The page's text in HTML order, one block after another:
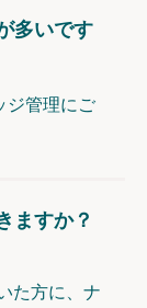
多いです
ジ管理にご
ますか？
た方に、ナ